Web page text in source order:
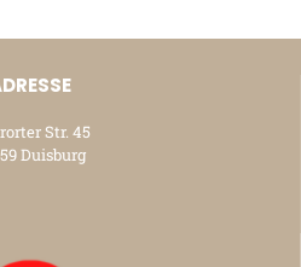
Str. 45
Duisburg